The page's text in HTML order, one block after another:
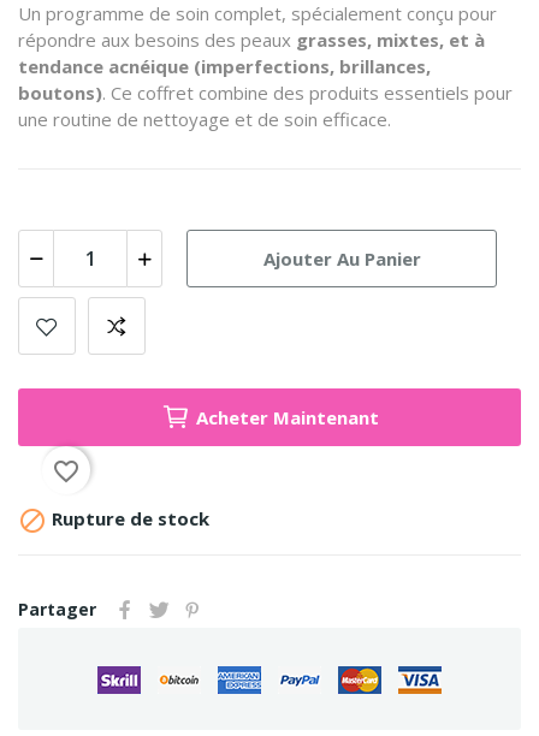
Un programme de soin complet, spécialement conçu pour
répondre aux besoins des peaux grasses, mixtes, et à
tendance acnéique (imperfections, brillances,
boutons). Ce coffret combine des produits essentiels pour
une routine de nettoyage et de soin efficace.
Ajouter Au Panier
Acheter Maintenant
favorite_border
 Rupture de stock
Partager